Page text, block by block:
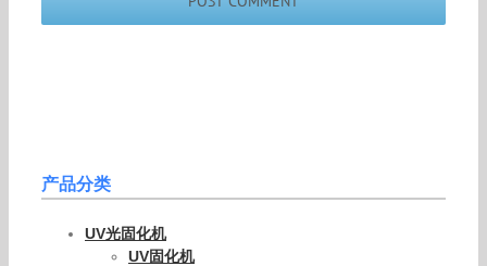
产品分类
UV光固化机
UV固化机